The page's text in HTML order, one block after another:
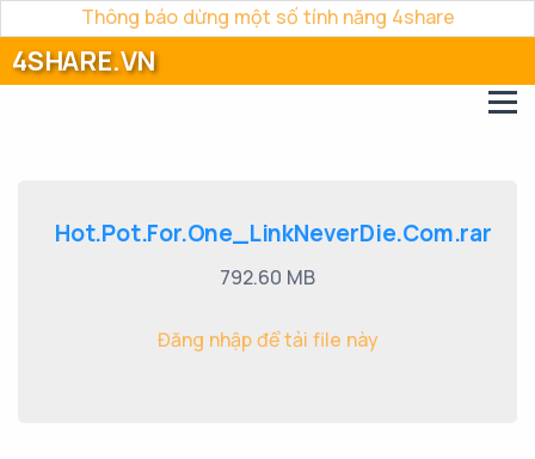
Thông báo dừng một số tính năng 4share
4SHARE.VN
Hot.Pot.For.One_LinkNeverDie.Com.rar
792.60 MB
Đăng nhập để tải file này